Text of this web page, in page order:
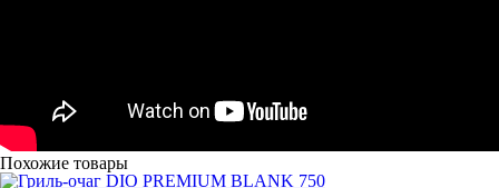
Похожие товары